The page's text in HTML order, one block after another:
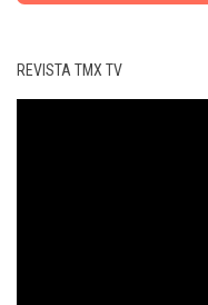
REVISTA TMX TV